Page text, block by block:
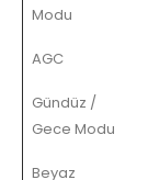
Modu
AGC
Gündüz /
Gece Modu
Beyaz